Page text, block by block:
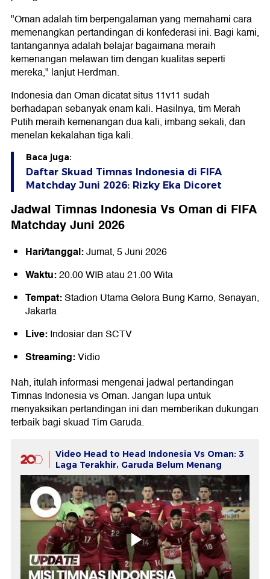
"Oman adalah tim berpengalaman yang memahami cara
memenangkan pertandingan di konfederasi ini. Bagi kami,
tantangannya adalah belajar bagaimana meraih
kemenangan melawan tim dengan kualitas seperti
mereka," lanjut Herdman.
Indonesia dan Oman dicatat situs 11v11 sudah
berhadapan sebanyak enam kali. Hasilnya, tim Merah
Putih meraih kemenangan dua kali, imbang sekali, dan
menelan kekalahan tiga kali.
Baca juga:
Daftar Skuad Timnas Indonesia di FIFA
Matchday Juni 2026: Rizky Eka Dicoret
Jadwal Timnas Indonesia Vs Oman di FIFA
Matchday Juni 2026
Hari/tanggal:Jumat, 5 Juni 2026
Waktu:20.00 WIB atau 21.00 Wita
Tempat:Stadion Utama Gelora Bung Karno, Senayan,
Jakarta
Live:Indosiar dan SCTV
Streaming:Vidio
Nah, itulah informasi mengenai jadwal pertandingan
Timnas Indonesia vs Oman. Jangan lupa untuk
menyaksikan pertandingan ini dan memberikan dukungan
terbaik bagi skuad Tim Garuda.
Video Head to Head Indonesia Vs Oman: 3
Laga Terakhir, Garuda Belum Menang